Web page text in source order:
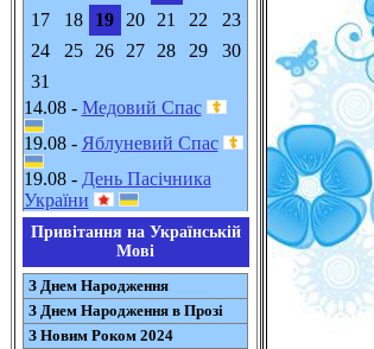
17
18 19 20 21 22
23
24
25 26 27 28 29
30
31
14.08 - Медовий Спас
19.08 - Яблуневий Спас
19.08 - День Пасічника
України
Привітання на Українській
Мові
З Днем Народження
З Днем Народження в Прозі
З Новим Роком 2024